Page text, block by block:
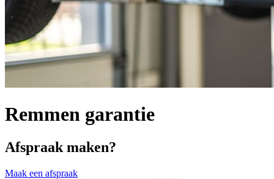
Remmen garantie
Afspraak maken?
Maak een afspraak